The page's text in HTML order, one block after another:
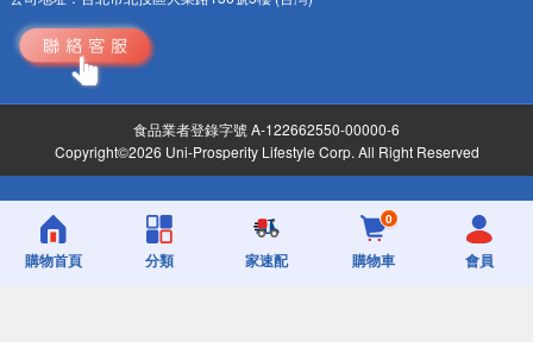
食品業者登錄字號 A-122662550-00000-6
Copyright©2026 Uni-Prosperity Lifestyle Corp. All Right Reserved
購物首頁 分類 家速配
0
購物車 會員